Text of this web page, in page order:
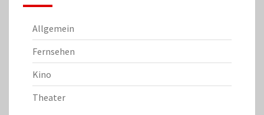
Allgemein
Fernsehen
Kino
Theater